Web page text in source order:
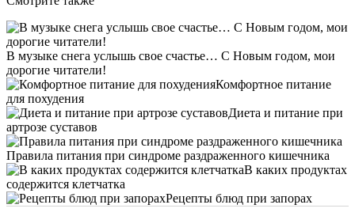
В музыке снега услышь свое счастье… С Новым годом, мои
дорогие читатели!
Комфортное питание
для похудения
Диета и питание при
артрозе суставов
Правила питания при синдроме раздраженного кишечника
В каких продуктах
содержится клетчатка
Рецепты блюд при запорах